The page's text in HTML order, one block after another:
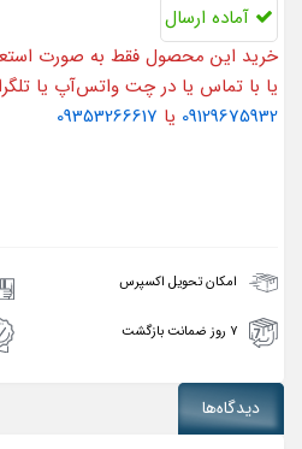
آماده ارسال
خرید این محصول فقط به صورت
یا با تماس یا در چت واتس‌آپ یا
09129675932 یا 09353266617
امکان تحویل اکسپرس
۷ روز ضمانت بازگشت
دیدگاه‌ها